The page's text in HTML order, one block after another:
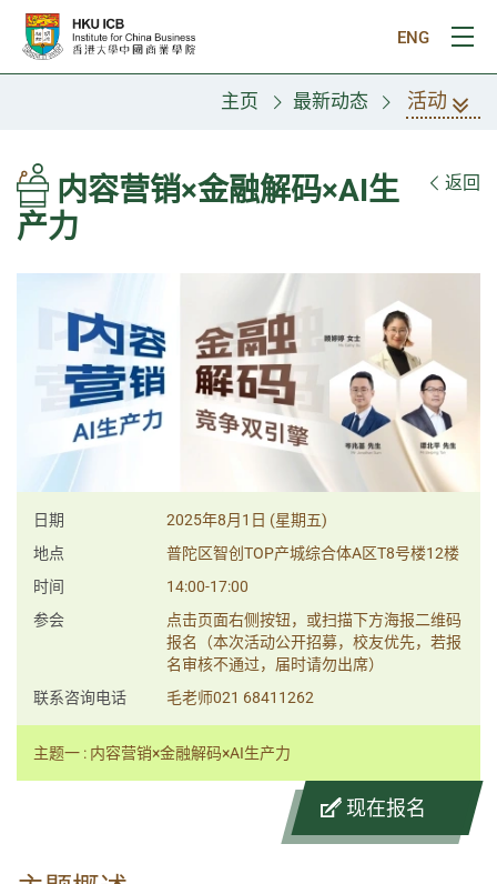
跳往主要内容
ENG
打
主页 最新动态 活动
内容营销×金融解码×AI生
产力
返回
日期
2025年8月1日 (星期五)
地点
普陀区智创TOP产城综合体A区T8号楼12楼
时间
14:00-17:00
参会
点击页面右侧按钮，或扫描下方海报二维码
报名（本次活动公开招募，校友优先，若报
名审核不通过，届时请勿出席）
联系咨询电话
毛老师021 68411262
主题一 : 内容营销×金融解码×AI生产力
现在报名